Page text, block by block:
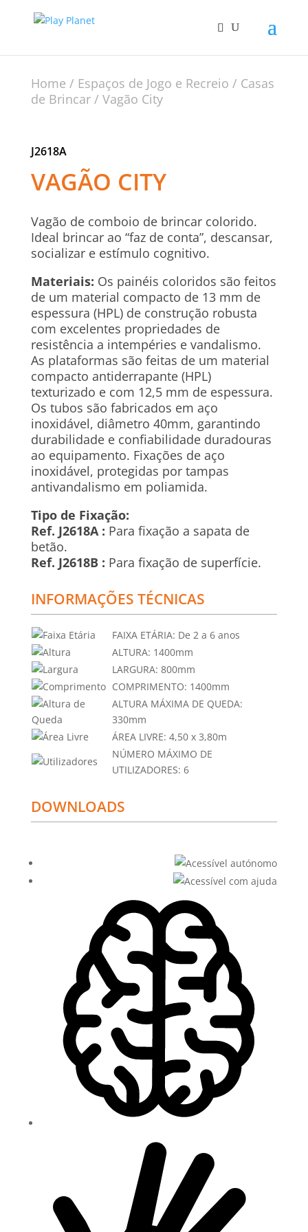
Home / Espaços de Jogo e Recreio / Casas
de Brincar/ Vagão City
J2618A
VAGÃO CITY
Vagão de comboio de brincar colorido.
Ideal brincar ao “faz de conta”, descansar,
socializar e estímulo cognitivo.
Materiais: Os painéis coloridos são feitos
de um material compacto de 13 mm de
espessura (HPL) de construção robusta
com excelentes propriedades de
resistência a intempéries e vandalismo.
As plataformas são feitas de um material
compacto antiderrapante (HPL)
texturizado e com 12,5 mm de espessura.
Os tubos são fabricados em aço
inoxidável, diâmetro 40mm, garantindo
durabilidade e confiabilidade duradouras
ao equipamento. Fixações de aço
inoxidável, protegidas por tampas
antivandalismo em poliamida.
Tipo de Fixação:
Ref. J2618A : Para fixação a sapata de
betão.
Ref. J2618B : Para fixação de superfície.
INFORMAÇÕES TÉCNICAS
FAIXA ETÁRIA: De 2 a 6 anos
ALTURA: 1400mm
LARGURA: 800mm
COMPRIMENTO: 1400mm
ALTURA MÁXIMA DE QUEDA:
330mm
ÁREA LIVRE: 4,50 x 3,80m
NÚMERO MÁXIMO DE
UTILIZADORES: 6
DOWNLOADS